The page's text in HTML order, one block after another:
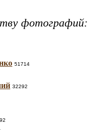
фотографий:
51714
32292